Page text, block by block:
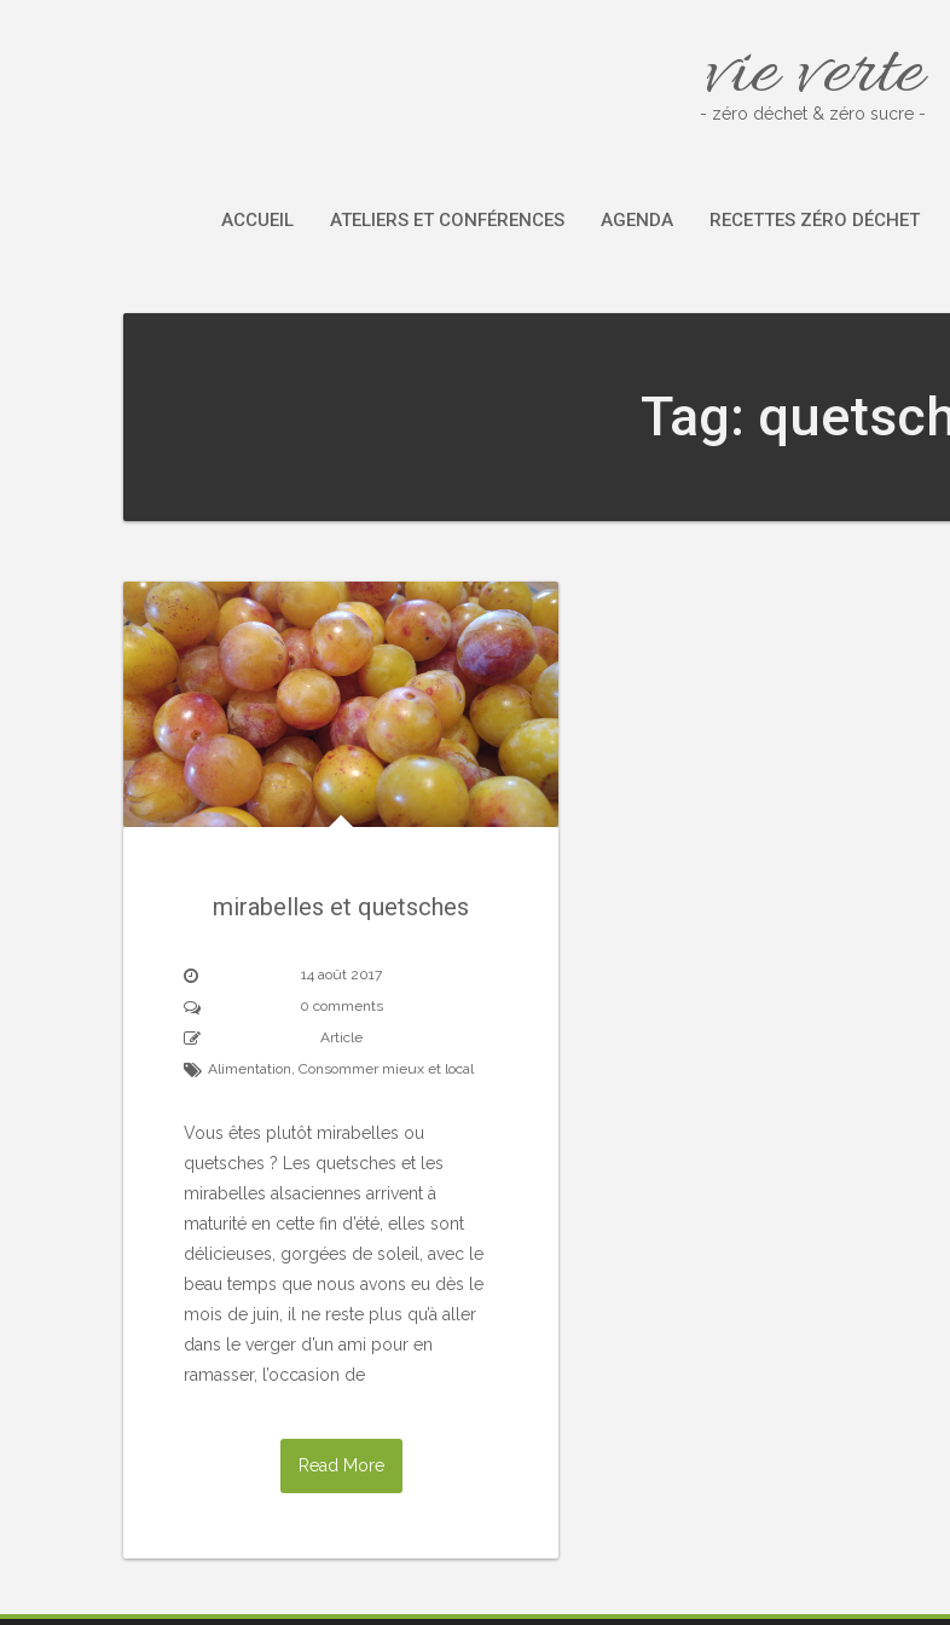
vie verte
- zéro déchet & zéro sucre -
ACCUEIL ATELIERS ET CONFÉRENCES AGENDA RECETTES ZÉRO DÉCHET
Tag:
mirabelles et quetsches
14 août 2017
0 comments
Article
Alimentation Consommer mieux et local
Vous êtes plutôt mirabelles ou
quetsches ? Les quetsches et les
mirabelles alsaciennes arrivent à
maturité en cette fin d’été, elles sont
délicieuses, gorgées de soleil, avec le
beau temps que nous avons eu dès le
mois de juin, il ne reste plus qu’à aller
dans le verger d’un ami pour en
ramasser, l’occasion de
Read More